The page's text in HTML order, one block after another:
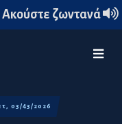
Ακούστε ζωντανά
03/43/2026